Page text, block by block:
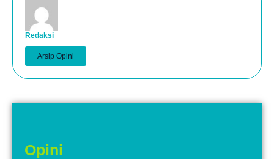
Redaksi
Arsip Opini
Opini